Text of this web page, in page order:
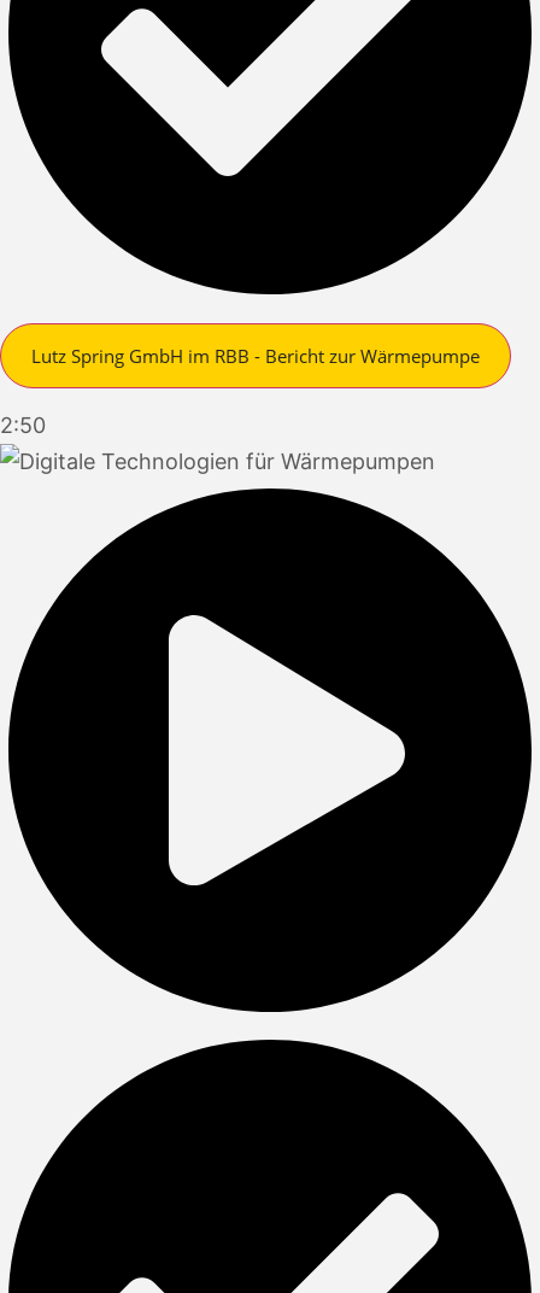
Lutz Spring GmbH im RBB - Bericht zur Wärmepumpe
2:50